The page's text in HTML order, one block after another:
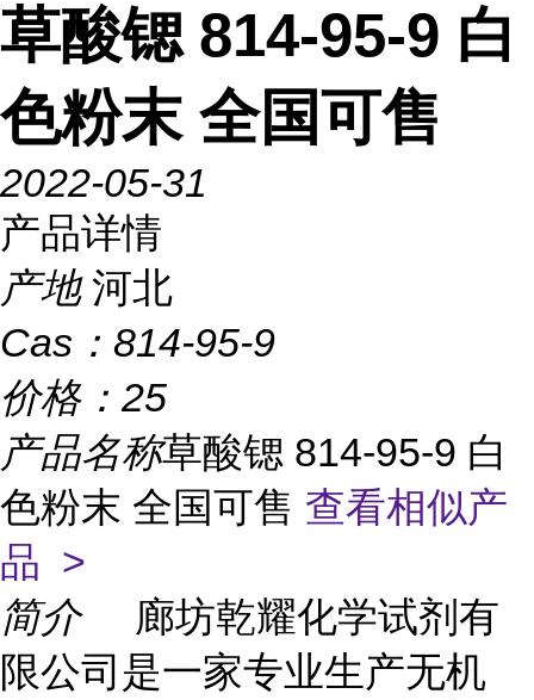
草酸锶 814-95-9 白
色粉末 全国可售
2022-05-31
产品详情
产地 河北
Cas： 814-95-9
价格： 25
产品名称草酸锶 814-95-9 白
色粉末 全国可售 查看相似产
品 >
简介
廊坊乾耀化学试剂有
限公司是一家专业生产无机